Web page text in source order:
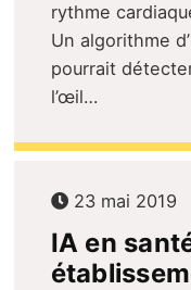
rythme
Un algorithme
pourrait
l’œil…
23 mai 2019
IA en